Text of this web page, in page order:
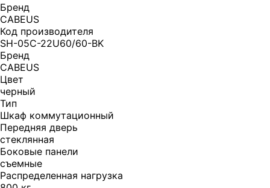
Бренд
CABEUS
Код производителя
SH-05C-22U60/60-BK
Бренд
CABEUS
Цвет
черный
Тип
Шкаф коммутационный
Передняя дверь
стеклянная
Боковые панели
съемные
Распределенная нагрузка